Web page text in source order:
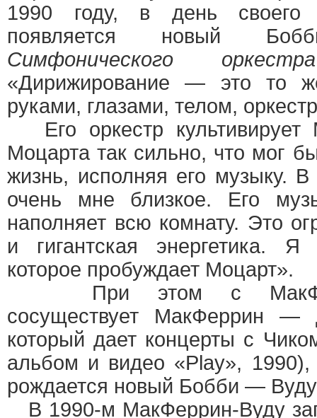
1990 году, в день своего
появляется новый
Симфонического
«Дирижирование — это то
руками, глазами, телом,
Его оркестр
Моцарта так сильно, что мог
жизнь, исполняя его музыку.
очень мне близкое. Его
наполняет всю комнату. Это
и гигантская энергетика.
которое пробуждает Моцарт».
При этом с
сосуществует МакФеррин —
который дает концерты с
альбом и видео «Play», 1990),
рождается новый Бобби —
В 1990-м МакФеррин-Вуду